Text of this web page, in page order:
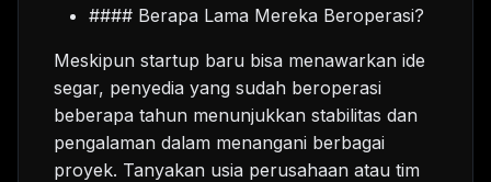
#### Berapa Lama Mereka Beroperasi?
Meskipun startup baru bisa menawarkan ide
segar, penyedia yang sudah beroperasi
beberapa tahun menunjukkan stabilitas dan
pengalaman dalam menangani berbagai
proyek. Tanyakan usia perusahaan atau tim